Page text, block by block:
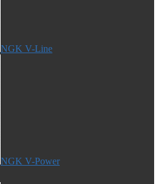
NGK V-Line
NGK V-Power